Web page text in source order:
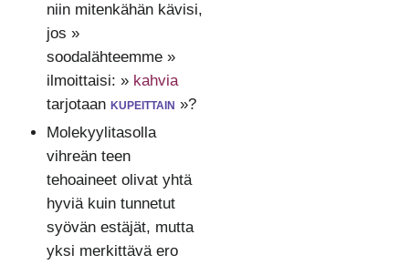
niin mitenkähän kävisi,
jos »
soodalähteemme »
ilmoittaisi: » kahvia
tarjotaan kupeittain »?
Molekyylitasolla
vihreän teen
tehoaineet olivat yhtä
hyviä kuin tunnetut
syövän estäjät, mutta
yksi merkittävä ero